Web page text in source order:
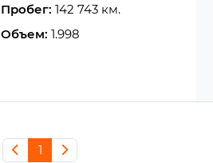
Пробег: 142 743 км.
Объем: 1.998
1